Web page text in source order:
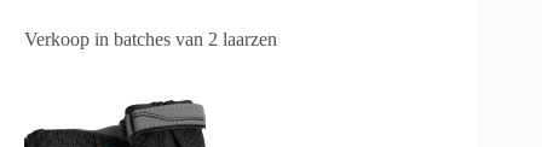
Verkoop in batches van 2 laarzen